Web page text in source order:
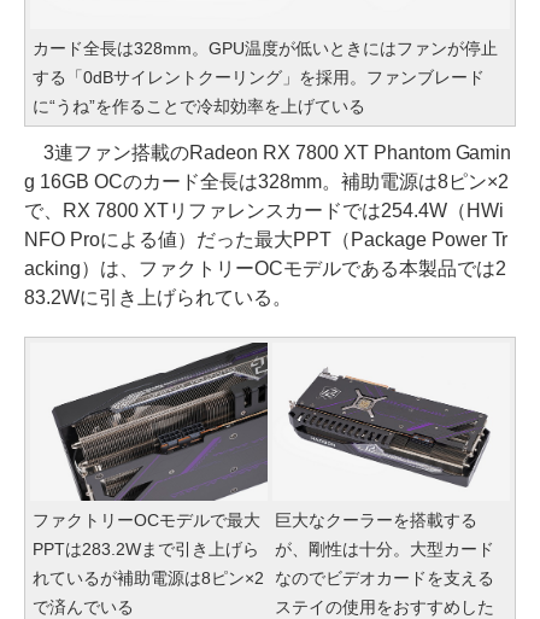
カード全長は328mm。GPU温度が低いときにはファンが停止
する「0dBサイレントクーリング」を採用。ファンブレード
に“うね”を作ることで冷却効率を上げている
3連ファン搭載のRadeon RX 7800 XT Phantom Gamin
g 16GB OCのカード全長は328mm。補助電源は8ピン×2
で、RX 7800 XTリファレンスカードでは254.4W（HWi
NFO Proによる値）だった最大PPT（Package Power Tr
acking）は、ファクトリーOCモデルである本製品では2
83.2Wに引き上げられている。
ファクトリーOCモデルで最大
PPTは283.2Wまで引き上げら
れているが補助電源は8ピン×2
で済んでいる
巨大なクーラーを搭載する
が、剛性は十分。大型カード
なのでビデオカードを支える
ステイの使用をおすすめした